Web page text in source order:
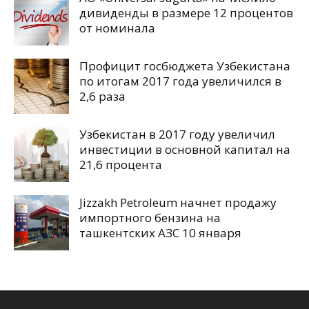
дивиденды в размере 12 процентов
от номинала
Профицит госбюджета Узбекистана
по итогам 2017 года увеличился в
2,6 раза
Узбекистан в 2017 году увеличил
инвестиции в основной капитал на
21,6 процента
Jizzakh Petroleum начнет продажу
импортного бензина на
ташкентских АЗС 10 января